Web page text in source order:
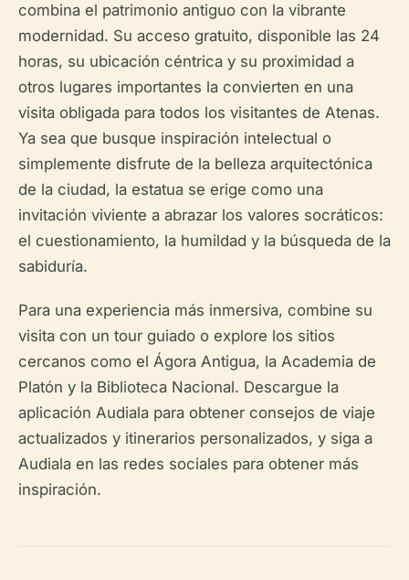
combina el patrimonio antiguo con la vibrante
modernidad. Su acceso gratuito, disponible las 24
horas, su ubicación céntrica y su proximidad a
otros lugares importantes la convierten en una
visita obligada para todos los visitantes de Atenas.
Ya sea que busque inspiración intelectual o
simplemente disfrute de la belleza arquitectónica
de la ciudad, la estatua se erige como una
invitación viviente a abrazar los valores socráticos:
el cuestionamiento, la humildad y la búsqueda de la
sabiduría.
Para una experiencia más inmersiva, combine su
visita con un tour guiado o explore los sitios
cercanos como el Ágora Antigua, la Academia de
Platón y la Biblioteca Nacional. Descargue la
aplicación Audiala para obtener consejos de viaje
actualizados y itinerarios personalizados, y siga a
Audiala en las redes sociales para obtener más
inspiración.